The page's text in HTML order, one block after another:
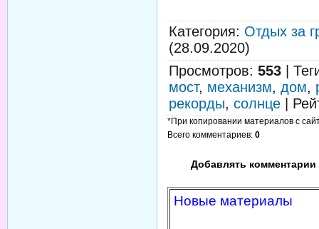
Категория: Отдых за
(28.09.2020)
Просмотров: 553
мост, механизм, дом,
рекорды, солнце
*При копировании материалов с
Всего комментариев: 0
Добавлять комментарии
Новые материалы